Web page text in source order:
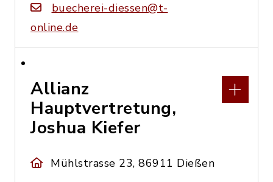
buecherei-diessen@t-
online.de
Allianz
Hauptvertretung,
Joshua Kiefer
Mühlstrasse 23, 86911 Dießen